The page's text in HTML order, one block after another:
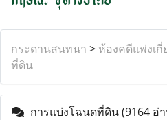
กระดานสนทนา > ห้องคดีแพ่งเ
ที่ดิน
การแบ่งโฉนดที่ดิน(9164 อ่